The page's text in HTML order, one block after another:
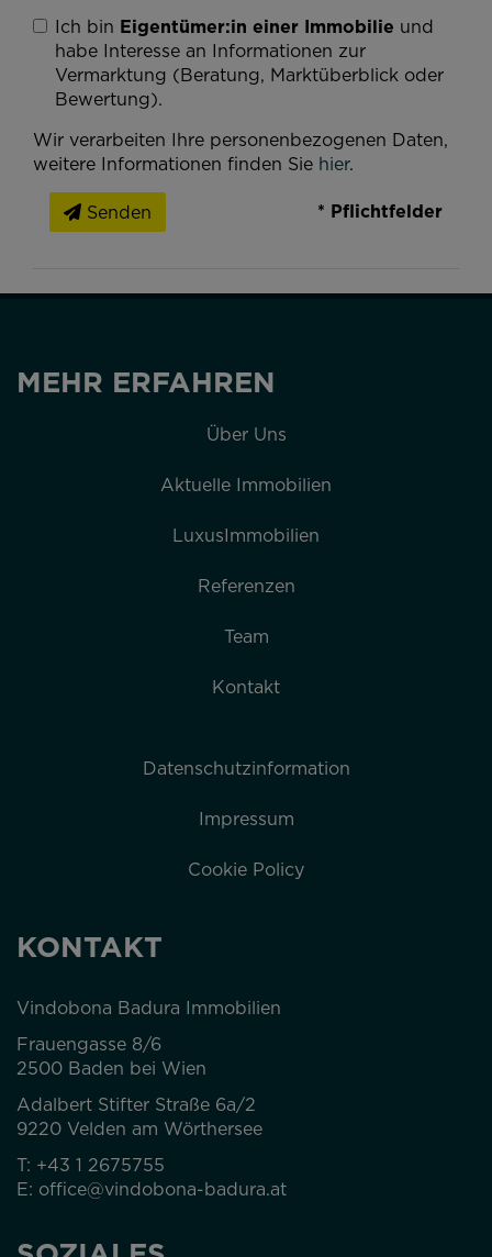
Ich bin Eigentümer:in einer Immobilie und
habe Interesse an Informationen zur
Vermarktung (Beratung, Marktüberblick oder
Bewertung).
Wir verarbeiten Ihre personenbezogenen Daten,
weitere Informationen finden Sie hier.
Senden
* Pflichtfelder
MEHR ERFAHREN
Über Uns
Aktuelle Immobilien
LuxusImmobilien
Referenzen
Team
Kontakt
Datenschutzinformation
Impressum
Cookie Policy
KONTAKT
Vindobona Badura Immobilien
Frauengasse 8/6
2500 Baden bei Wien
Adalbert Stifter Straße 6a/2
9220 Velden am Wörthersee
T: +43 1 2675755
E: office@vindobona-badura.at